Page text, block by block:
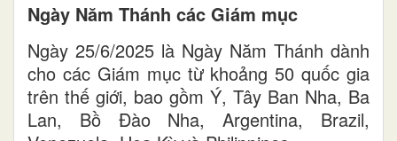
Ngày Năm Thánh các Giám mục
Ngày 25/6/2025 là Ngày Năm Thánh dành
cho các Giám mục từ khoảng 50 quốc gia
trên thế giới, bao gồm Ý, Tây Ban Nha, Ba
Lan, Bồ Đào Nha, Argentina, Brazil,